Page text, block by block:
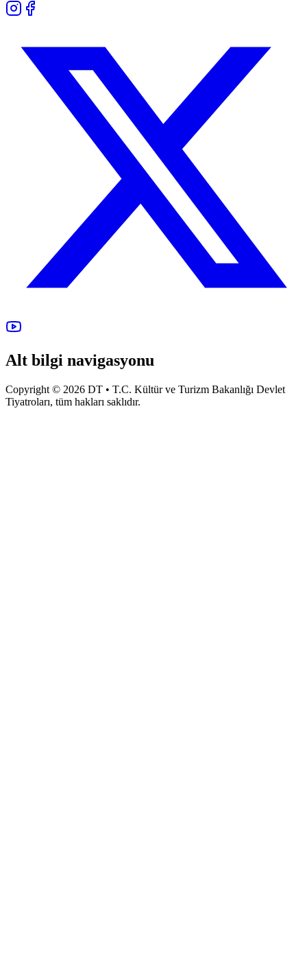
Alt bilgi navigasyonu
Copyright © 2026 DT • T.C. Kültür ve Turizm Bakanlığı Devlet
Tiyatroları, tüm hakları saklıdır.